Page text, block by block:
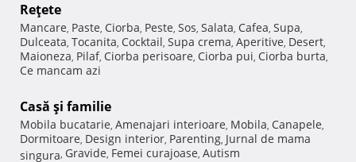
Reţete
Mancare, Paste, Ciorba, Peste, Sos, Salata, Cafea, Supa,
Dulceata, Tocanita, Cocktail, Supa crema, Aperitive, Desert,
Maioneza, Pilaf, Ciorba perisoare, Ciorba pui, Ciorba burta,
Ce mancam azi
Casă şi familie
Mobila bucatarie, Amenajari interioare, Mobila, Canapele,
Dormitoare, Design interior, Parenting, Jurnal de mama
singura, Gravide, Femei curajoase, Autism